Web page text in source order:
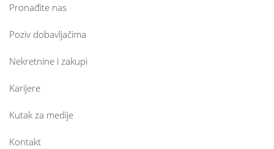
Pronađite nas
Poziv dobavljačima
Nekretnine i zakupi
Karijere
Kutak za medije
Kontakt